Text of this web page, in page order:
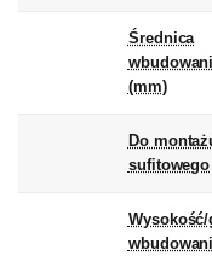
Średnica
(mm)
Do
sufitowego
Wysokość/